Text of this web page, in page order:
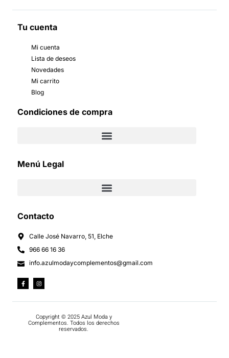
Tu cuenta
Mi cuenta
Lista de deseos
Novedades
Mi carrito
Blog
Condiciones de compra
Menú Legal
Contacto
Calle José Navarro, 51, Elche
966 66 16 36
info.azulmodaycomplementos@gmail.com
Copyright © 2025 Azul Moda y
Complementos. Todos los derechos
reservados.